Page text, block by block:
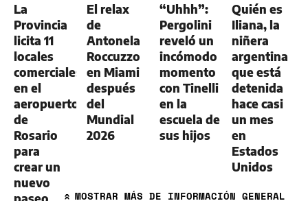
La
Provincia
licita 11
locales
comerciales
en el
aeropuerto
de
Rosario
para
crear un
nuevo
El relax
de
Antonela
Roccuzzo
en Miami
después
del
Mundial
2026
“Uhhh”:
Pergolini
reveló un
incómodo
momento
con Tinelli
en la
escuela de
sus hijos
Quién es
Iliana, la
niñera
argentina
que está
detenida
hace casi
un mes
en
Estados
Unidos
» MOSTRAR MÁS DE INFORMACIÓN GENERAL